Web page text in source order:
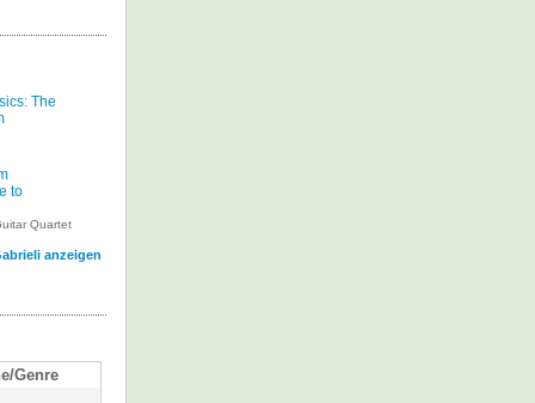
The
to
Quartet
anzeigen
Genre